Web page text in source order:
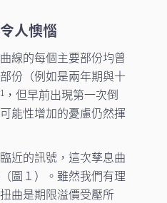
人懊惱
線的每個主要部份均曾
份（例如是兩年期與十
1，但早前出現第一次倒
能性增加的憂慮仍然揮
近的訊號，這次孳息曲
圖１）。雖然我們有理
曲是期限溢價受壓所